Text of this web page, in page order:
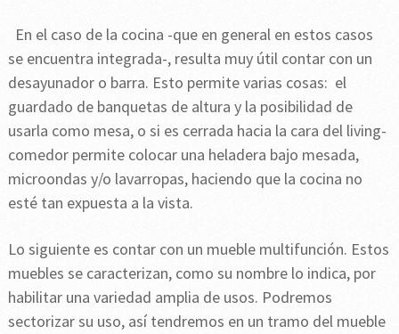
En el caso de la cocina -que en general en estos casos
se encuentra integrada-, resulta muy útil contar con un
desayunador o barra. Esto permite varias cosas: el
guardado de banquetas de altura y la posibilidad de
usarla como mesa, o si es cerrada hacia la cara del living-
comedor permite colocar una heladera bajo mesada,
microondas y/o lavarropas, haciendo que la cocina no
esté tan expuesta a la vista.
Lo siguiente es contar con un mueble multifunción. Estos
muebles se caracterizan, como su nombre lo indica, por
habilitar una variedad amplia de usos. Podremos
sectorizar su uso, así tendremos en un tramo del mueble